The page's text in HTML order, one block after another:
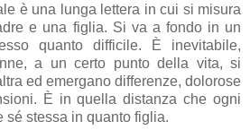
è una lunga lettera in cui si misura
e una figlia. Si va a fondo in un
quanto difficile. È inevitabile,
a un certo punto della vita, si
ed emergano differenze, dolorose
È in quella distanza che ogni
sé stessa in quanto figlia.